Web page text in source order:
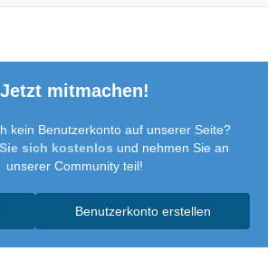
Jetzt mitmachen!
kein Benutzerkonto auf unserer Seite?
sich kostenlos und nehmen Sie an
unserer Community teil!
Benutzerkonto erstellen